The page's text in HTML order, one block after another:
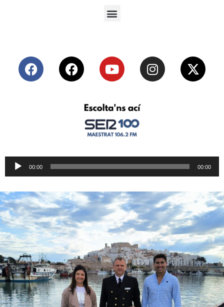
Reproductor
de
00:00 00:00